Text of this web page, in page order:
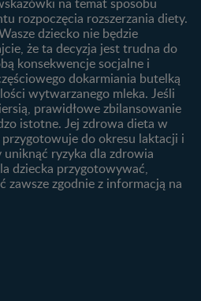
Jakie mleko następne
wybrać dla dziecka?
Jak rozszerzać dietę
niemowlaka?
rozpoczęcia rozszerzania diety.
dziecko nie będzie
że ta decyzja jest trudna do
konsekwencje socjalne i
dokarmiania butelką
wytwarzanego mleka. Jeśli
prawidłowe zbilansowanie
istotne. Jej zdrowa dieta w
do okresu laktacji i
ryzyka dla zdrowia
dziecka przygotowywać,
zgodnie z informacją na